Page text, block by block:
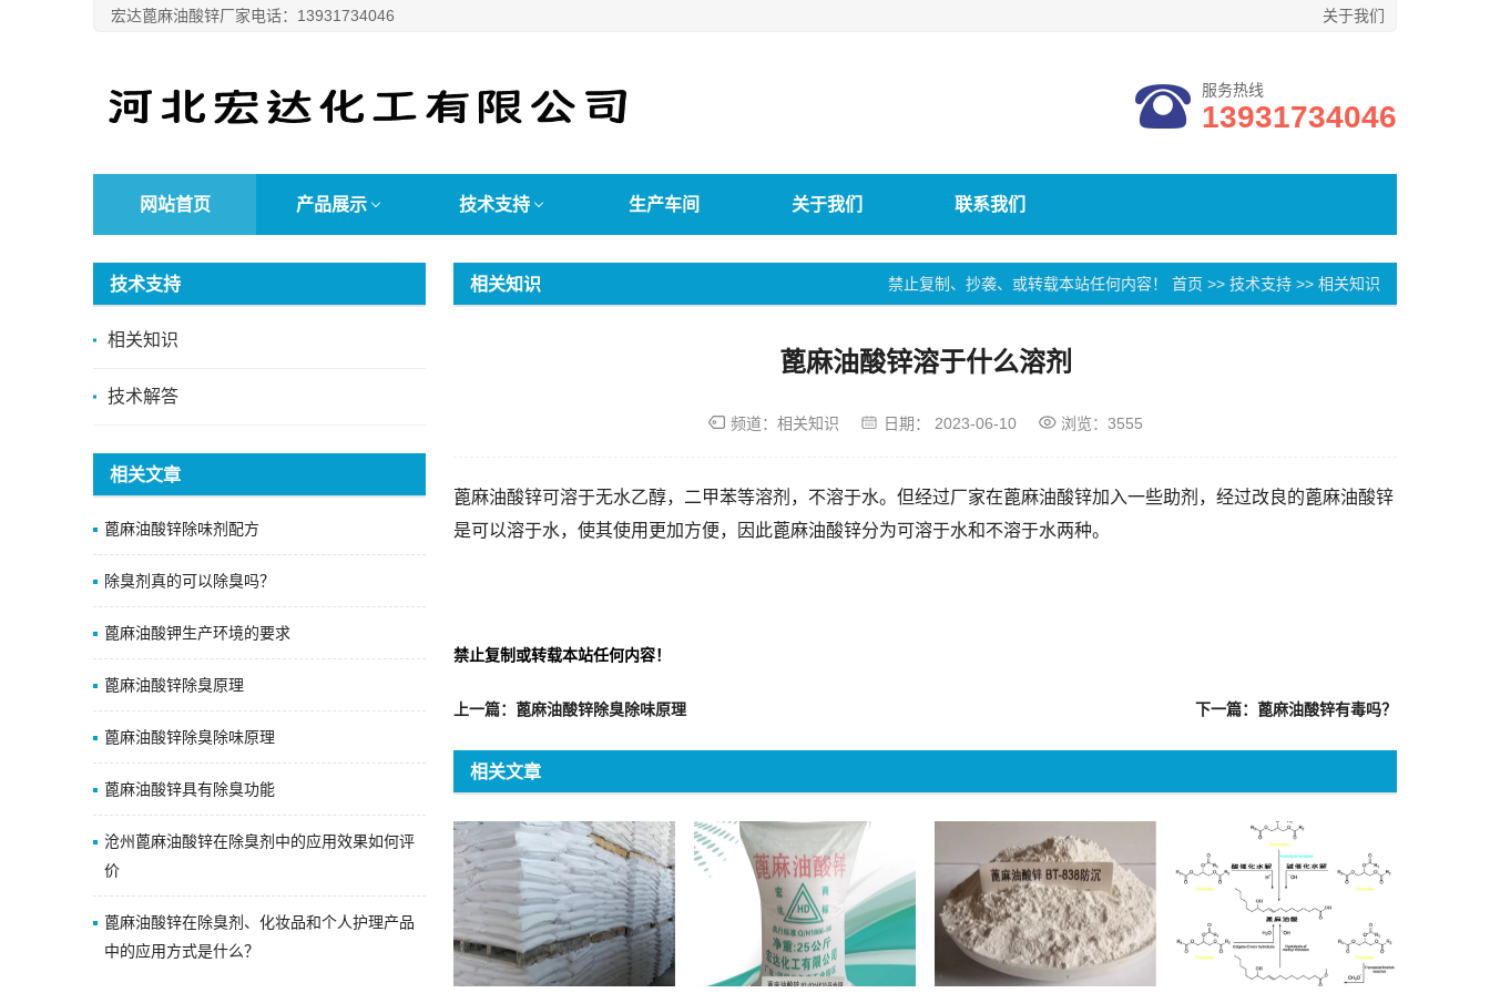
宏达蓖麻油酸锌厂家电话：13931734046 关于我们
服务热线
13931734046
网站首页 产品展示 技术支持 生产车间 关于我们 联系我们
技术支持
相关知识
技术解答
相关文章
蓖麻油酸锌除味剂配方
除臭剂真的可以除臭吗？
蓖麻油酸钾生产环境的要求
蓖麻油酸锌除臭原理
蓖麻油酸锌除臭除味原理
蓖麻油酸锌具有除臭功能
沧州蓖麻油酸锌在除臭剂中的应用效果如何评
价
蓖麻油酸锌在除臭剂、化妆品和个人护理产品
中的应用方式是什么？
禁止复制、抄袭、或转载本站任何内容！ 首页 >> 技术支持 >> 相关知识
相关知识
蓖麻油酸锌溶于什么溶剂
频道： 相关知识 日期： 2023-06-10 浏览：3555
蓖麻油酸锌可溶于无水乙醇，二甲苯等溶剂，不溶于水。但经过厂家在蓖麻油酸锌加入一些助剂，经过改良的蓖麻油酸锌
是可以溶于水，使其使用更加方便，因此蓖麻油酸锌分为可溶于水和不溶于水两种。
禁止复制或转载本站任何内容！
上一篇：蓖麻油酸锌除臭除味原理 下一篇：蓖麻油酸锌有毒吗？
相关文章